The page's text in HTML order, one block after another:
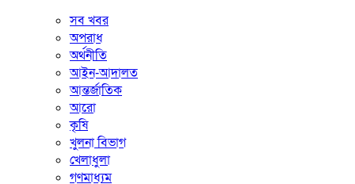
সব খবর
অপরাধ
অর্থনীতি
আইন-আদালত
আন্তর্জাতিক
আরো
কৃষি
খুলনা বিভাগ
খেলাধুলা
গণমাধ্যম